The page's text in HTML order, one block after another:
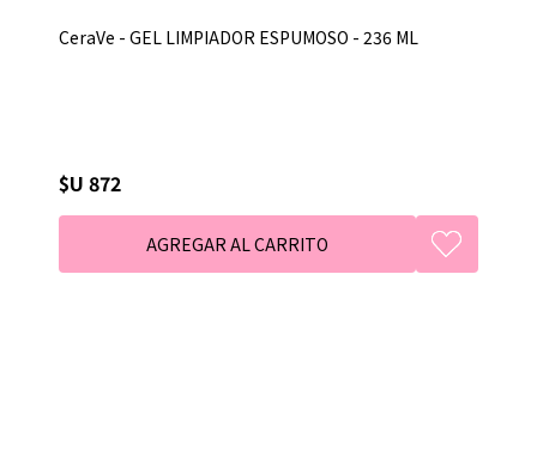
CeraVe - GEL LIMPIADOR ESPUMOSO - 236 ML
$U 872